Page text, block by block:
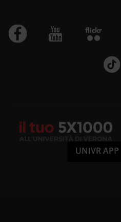
personalizzare
annunci, per
dei social media
utilizzi il nostro
partner che si
dei dati web,
media, i quali
UNIVR APP